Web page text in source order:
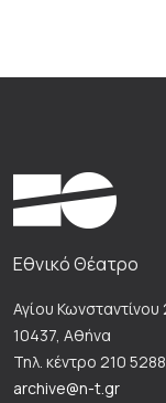
Εθνικό Θέατρο
Αγίου
10437, Αθήνα
Τηλ. κέντρο 210
archive@n-t.gr